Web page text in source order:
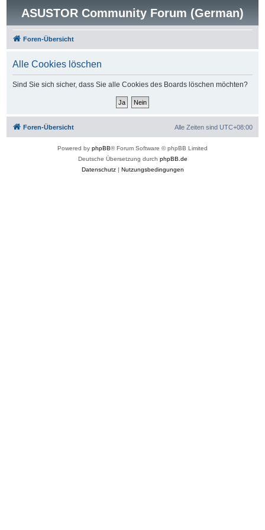
ASUSTOR Community Forum (German)
Foren-Übersicht
Alle Cookies löschen
Sind Sie sich sicher, dass Sie alle Cookies des Boards löschen möchten?
Foren-Übersicht Alle Zeiten sind UTC+08:00
Powered by phpBB® Forum Software © phpBB Limited
Deutsche Übersetzung durch phpBB.de
Datenschutz| Nutzungsbedingungen